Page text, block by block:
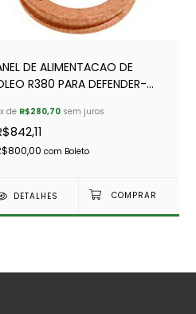
DE ALIMENTACAO DE
R380 PARA DEFENDER-
x de R$280,70 sem juros
com Boleto
DETALHES